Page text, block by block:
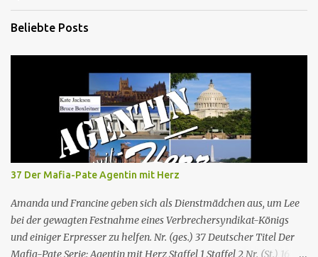
Beliebte Posts
37 Der Mafia-Pate Agentin mit Herz
Amanda und Francine geben sich als Dienstmädchen aus, um Lee
bei der gewagten Festnahme eines Verbrechersyndikat-Königs
und einiger Erpresser zu helfen. Nr. (ges.) 37 Deutscher Titel Der
Mafia-Pate Serie: Agentin mit Herz Staffel 1 Staffel 2 Nr. (St.) 16